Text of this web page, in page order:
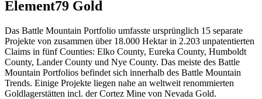
Element79 Gold
Das Battle Mountain Portfolio umfasste ursprünglich 15 separate
Projekte von zusammen über 18.000 Hektar in 2.203 unpatentierten
Claims in fünf Counties: Elko County, Eureka County, Humboldt
County, Lander County und Nye County. Das meiste des Battle
Mountain Portfolios befindet sich innerhalb des Battle Mountain
Trends. Einige Projekte liegen nahe an weltweit renommierten
Goldlagerstätten incl. der Cortez Mine von Nevada Gold.